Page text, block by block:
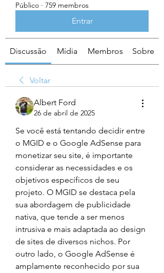
Público · 759 membros
Entrar
Discussão Mídia Membros Sobre
Voltar
Albert Ford
26 de abril de 2025
Se você está tentando decidir entre
o MGID e o Google AdSense para
monetizar seu site, é importante
considerar as necessidades e os
objetivos específicos de seu
projeto. O MGID se destaca pela
sua abordagem de publicidade
nativa, que tende a ser menos
intrusiva e mais adaptada ao design
de sites de diversos nichos. Por
outro lado, o Google AdSense é
amplamente reconhecido por sua